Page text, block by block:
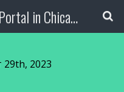
The Bulgarian Media Portal in Chicago
29th, 2023